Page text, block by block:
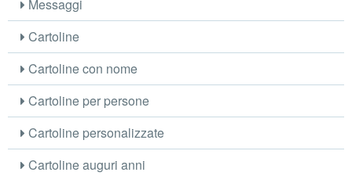
Messaggi
Cartoline
Cartoline con nome
Cartoline per persone
Cartoline personalizzate
Cartoline auguri anni